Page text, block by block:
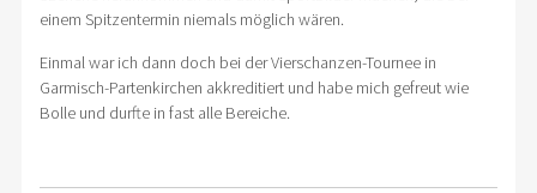
einem Spitzentermin niemals möglich wären.
Einmal war ich dann doch bei der Vierschanzen-Tournee in
Garmisch-Partenkirchen akkreditiert und habe mich gefreut wie
Bolle und durfte in fast alle Bereiche.